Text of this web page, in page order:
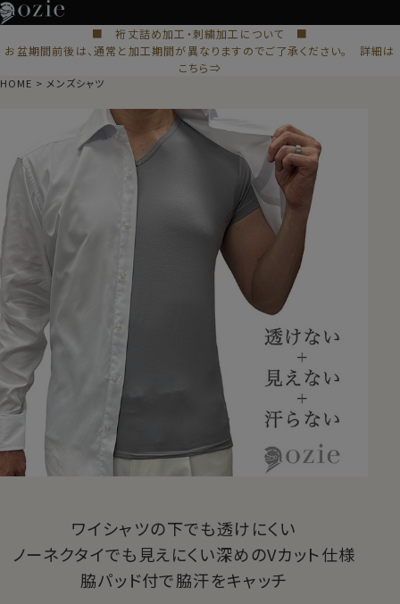
■ 裄丈詰め加工・刺繍加工について ■
お盆期間前後は、通常と加工期間が異なりますのでご了承ください。 詳細は
こちら⇒
HOME メンズシャツ
ワイシャツの下でも透けにくい
ノーネクタイでも見えにくい深めのVカット仕様
脇パッド付で脇汗をキャッチ